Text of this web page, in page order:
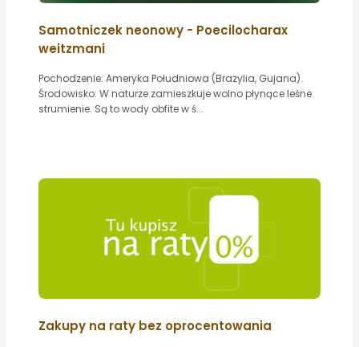
Samotniczek neonowy - Poecilocharax
weitzmani
Pochodzenie: Ameryka Południowa (Brazylia, Gujana).
Środowisko: W naturze zamieszkuje wolno płynące leśne
strumienie. Są to wody obfite w ś...
Zakupy na raty bez oprocentowania